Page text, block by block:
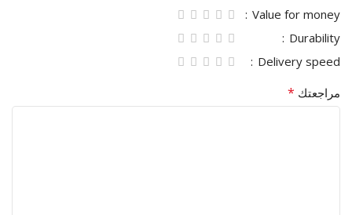
Value for money
Durability
Delivery speed
مراجعتك *